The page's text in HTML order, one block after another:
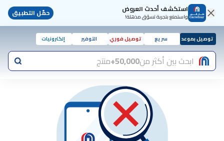
استكشف أحدث العروض
واستمتع بتجربة تسوّق مذهلة! حمّل التطبيق
توصيل بموعد سريع توصيل فوري التوفير إلكترونيات
ابحث بين أكثر من50,000+ منتج